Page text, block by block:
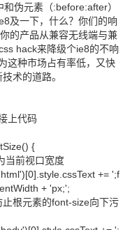
伪元素（:before:after）
及一下，什么？你们的响
的产品从兼容无线端与兼
hack来降级个ie8的不响
这种市场占有率低，又快
术的道路。
上代码
{
当前视口宽度
+= ';f
+ 'px;';
根元素的font-size向下污